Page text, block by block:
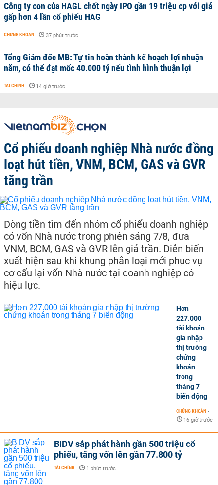
Công ty con của HAGL chốt ngày IPO gần 19 triệu cp với giá
gấp hơn 4 lần cổ phiếu HAG
CHỨNG KHOÁN - 37 phút trước
Tổng Giám đốc MB: Tự tin hoàn thành kế hoạch lợi nhuận
năm, có thể đạt mốc 40.000 tỷ nếu tình hình thuận lợi
TÀI CHÍNH - 14 giờ trước
Cổ phiếu doanh nghiệp Nhà nước đồng
loạt hút tiền, VNM, BCM, GAS và GVR
tăng trần
Dòng tiền tìm đến nhóm cổ phiếu doanh nghiệp
có vốn Nhà nước trong phiên sáng 7/8, đưa
VNM, BCM, GAS và GVR lên giá trần. Diễn biến
xuất hiện sau khi khung phân loại mới phục vụ
cơ cấu lại vốn Nhà nước tại doanh nghiệp có
hiệu lực.
Hơn
227.000
tài khoản
gia nhập
thị trường
chứng
khoán
trong
tháng 7
biến động
CHỨNG KHOÁN -
16 giờ trước
BIDV sắp phát hành gần 500 triệu cổ
phiếu, tăng vốn lên gần 77.800 tỷ
TÀI CHÍNH - 1 phút trước